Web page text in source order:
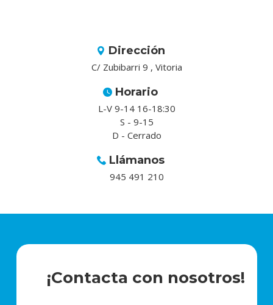
Dirección
C/ Zubibarri 9 , Vitoria
Horario
L-V 9-14 16-18:30
S - 9-15
D - Cerrado
Llámanos
945 491 210
¡Contacta con nosotros!